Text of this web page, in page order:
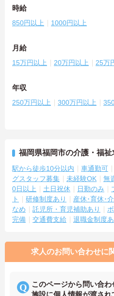
時給
850円以上 1000円以上
月給
15万円以上 20万円以上 25万
年収
250万円以上 300万円以上
福岡県福岡市の介護・福
駅から徒歩10分以内 車通勤可
グスタッフ募集
未経験OK 無
0日以上
土日祝休 日勤のみ
ト
研修制度あり 産休･育休･
なめ
託児所・育児補助あり
完備
交通費支給 退職金制度あ
求人のお問い合わせに
このページから問い合
施設に個人情報が渡され